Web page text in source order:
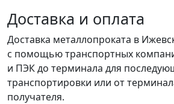
Доставка и оплата
Доставка металлопроката в
с помощью транспортных
и ПЭК до терминала для
транспортировки или от
получателя.